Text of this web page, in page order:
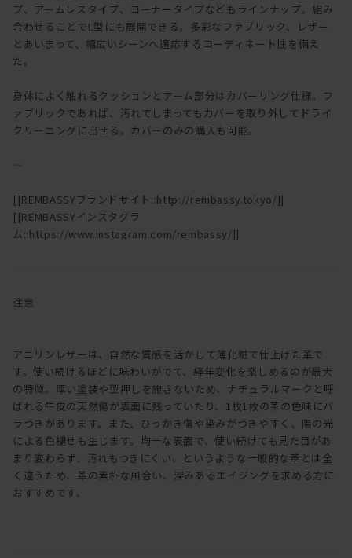
プ、アームレスタイプ、コーナータイプなどもラインナップ。組み
合わせることでL型にも展開できる。多彩なファブリック、レザー
とあいまって、幅広いシーンへ適応するコーディネート性を備え
た。
身体によく触れるクッションとアーム部分はカバーリング仕様。フ
ァブリックであれば、汚れてしまってもカバーを取り外してドライ
クリーニングに出せる。カバーのみの購入も可能。
[[REMBASSYブランドサイト::http://rembassy.tokyo/]]
[[REMBASSYインスタグラ
ム::https://www.instagram.com/rembassy/]]
注意
アニリンレザーは、自然な質感を活かして薄化粧で仕上げた革で
す。使い続けるほどに味わいがでて、経年変化を楽しめるのが最大
の特徴。厚い塗装や型押しを施さないため、ナチュラルマークと呼
ばれる牛皮の天然傷が表面に残っていたり、1枚1枚の革の色味にバ
ラつきがあります。また、ひっかき傷や染みがつきやすく、陽の光
による色褪せも生じます。均一な表面で、使い続けても見た目があ
まり変わらず、汚れもつきにくい、というような一般的な革とは全
く違うため、革の素朴な風合い、深みあるエイジングを求める方に
おすすめです。